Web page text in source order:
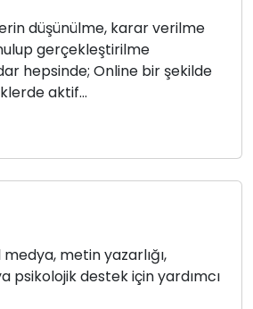
düşünülme, karar verilme
gerçekleştirilme
hepsinde; Online bir şekilde
aktif...
metin yazarlığı,
psikolojik destek için yardımcı